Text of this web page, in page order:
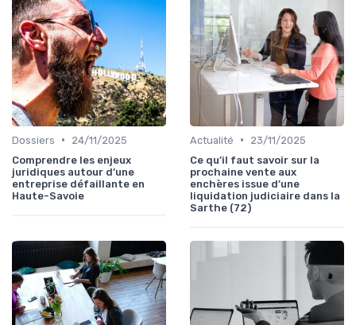
Dossiers •
24/11/2025
Comprendre les enjeux
juridiques autour d’une
entreprise défaillante en
Haute-Savoie
Actualité •
23/11/2025
Ce qu’il faut savoir sur la
prochaine vente aux
enchères issue d’une
liquidation judiciaire dans la
Sarthe (72)